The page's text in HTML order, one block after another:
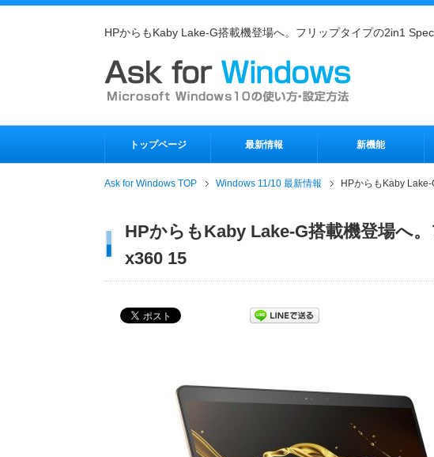
HPからもKaby Lake-G搭載機登場へ。フリップタイプの2in1
トップページ 最新情報 新機能
Ask for Windows TOP Windows 11/10 最新情報 HPからもKaby
HPからもKaby Lake-G搭載機登場へ
x360 15